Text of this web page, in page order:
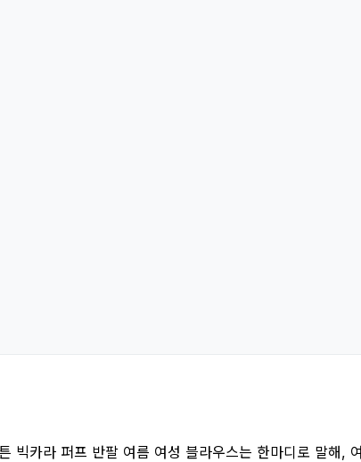
빅카라 퍼프 반팔 여름 여성 블라우스는 한마디로 말해,